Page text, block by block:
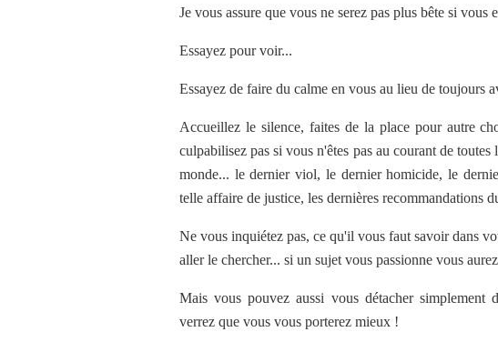
Je vous assure que vous ne serez pas plus bête si
Essayez pour voir...
Essayez de faire du calme en vous au lieu de toujours
Accueillez le silence, faites de la place pour autre
culpabilisez pas si vous n'êtes pas au courant de toutes
monde... le dernier viol, le dernier homicide, le
telle affaire de justice, les dernières recommandations
Ne vous inquiétez pas, ce qu'il vous faut savoir dans
aller le chercher... si un sujet vous passionne vous
Mais vous pouvez aussi vous détacher
verrez que vous vous porterez mieux !